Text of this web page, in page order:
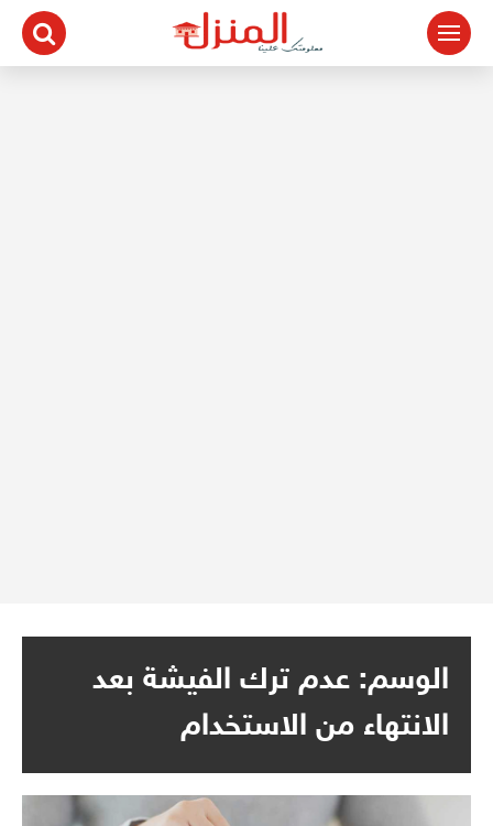
التجاوز
المحتوى
الوسم: عدم ترك الفيشة بعد
الانتهاء من الاستخدام